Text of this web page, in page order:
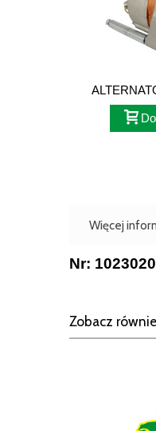
Więcej
Nr:
Zobacz